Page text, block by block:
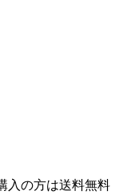
入の方は送料無料